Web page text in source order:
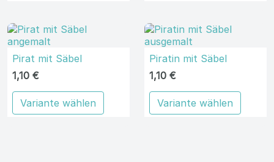
Pirat mit Säbel
1,10 €
Variante wählen
Piratin mit Säbel
1,10 €
Variante wählen